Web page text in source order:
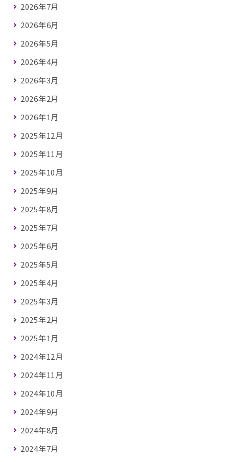
2026年7月
2026年6月
2026年5月
2026年4月
2026年3月
2026年2月
2026年1月
2025年12月
2025年11月
2025年10月
2025年9月
2025年8月
2025年7月
2025年6月
2025年5月
2025年4月
2025年3月
2025年2月
2025年1月
2024年12月
2024年11月
2024年10月
2024年9月
2024年8月
2024年7月